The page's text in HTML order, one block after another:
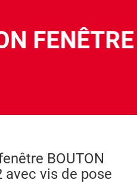
BOUTON
avec vis de pose